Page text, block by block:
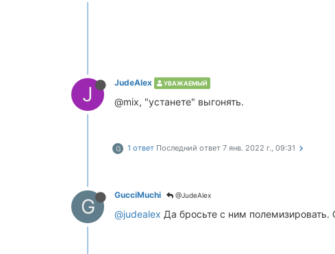
J JudeAlex УВАЖАЕМЫЙ
@mix, "устанете" выгонять.
G 1 ответ Последний ответ 7 янв. 2022 г., 09:31
G GucciMuchi @JudeAlex
@judealex Да бросьте с ним полемизировать.